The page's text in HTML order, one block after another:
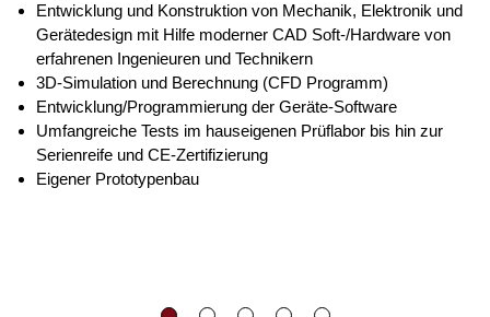
Entwicklung und Konstruktion von Mechanik, Elektronik und
Gerätedesign mit Hilfe moderner CAD Soft-/Hardware von
erfahrenen Ingenieuren und Technikern
3D-Simulation und Berechnung (CFD Programm)
Entwicklung/Programmierung der Geräte-Software
Umfangreiche Tests im hauseigenen Prüflabor bis hin zur
Serienreife und CE-Zertifizierung
Eigener Prototypenbau